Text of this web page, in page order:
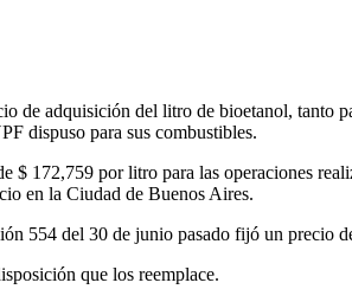
de adquisición del litro de bioetanol, tanto
dispuso para sus combustibles.
$ 172,759 por litro para las operaciones
en la Ciudad de Buenos Aires.
554 del 30 de junio pasado fijó un
que los reemplace.